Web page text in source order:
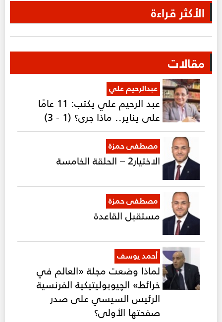
الأكثر قراءة
مقالات
عبدالرحيم علي
عبد الرحيم علي يكتب: 11 عامًا
على يناير.. ماذا جرى؟ (1 - 3)
مصطفى حمزة
الاختيار2 – الحلقة الخامسة
مصطفى حمزة
مستقبل القاعدة
أحمد يوسف
لماذا وضعت مجلة «العالم في
خرائط» الچيوبوليتيكية الفرنسية
الرئيس السيسي على صدر
صفحتها الأولى؟